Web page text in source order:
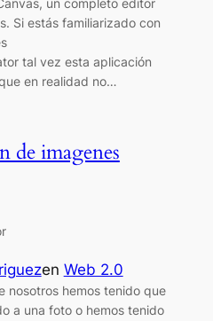
un completo editor
Si estás familiarizado con
tal vez esta aplicación
en realidad no…
de imagenes
en Web 2.0
nosotros hemos tenido que
a una foto o hemos tenido